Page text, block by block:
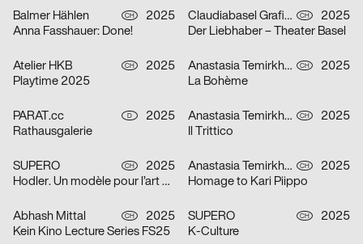
Balmer Hählen CH
2025
Anna Fasshauer: Done!
Claudiabasel Grafik + Interaktion CH
2025
Der Liebhaber – Theater Basel
Atelier HKB CH
2025
Playtime 2025
Anastasia Temirkhan CH
2025
La Bohème
PARAT.cc D
2025
Rathausgalerie
Anastasia Temirkhan CH
2025
Il Trittico
SUPERO CH
2025
Hodler. Un modèle pour l’art suisse
Anastasia Temirkhan CH
2025
Homage to Kari Piippo
Abhash Mittal CH
2025
Kein Kino Lecture Series FS25
SUPERO CH
2025
K-Culture